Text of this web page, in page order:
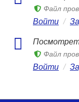
Файл
Войти /
Файл
Войти /